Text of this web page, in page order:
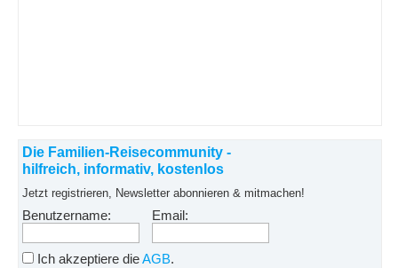
Die Familien-Reisecommunity -
hilfreich, informativ, kostenlos
Jetzt registrieren, Newsletter abonnieren & mitmachen!
Benutzername: Email:
Ich akzeptiere dieAGB.